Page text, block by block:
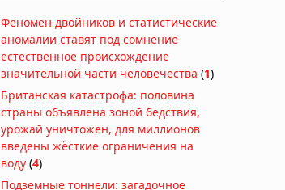
Феномен двойников и статистические
аномалии ставят под сомнение
естественное происхождение
значительной части человечества (1)
Британская катастрофа: половина
страны объявлена зоной бедствия,
урожай уничтожен, для миллионов
введены жёсткие ограничения на
воду (4)
Подземные тоннели: загадочное